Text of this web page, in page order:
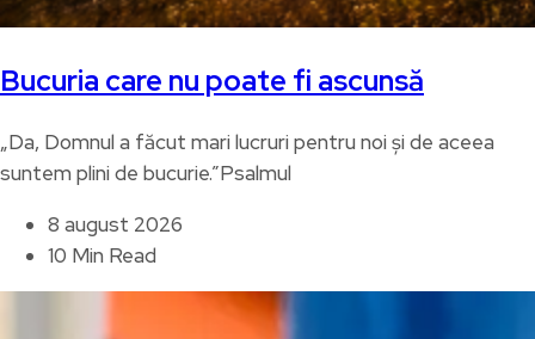
Bucuria care nu poate fi ascunsă
„Da, Domnul a făcut mari lucruri pentru noi și de aceea
suntem plini de bucurie.”Psalmul
8 august 2026
10 Min Read